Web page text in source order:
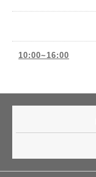
10:00~16:00